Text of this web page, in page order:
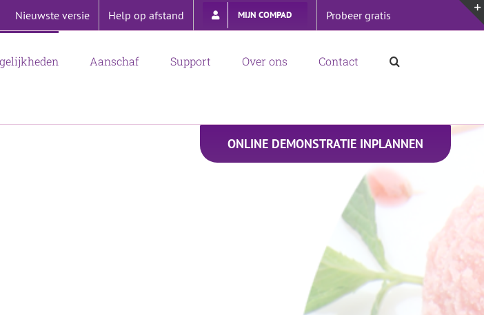
Nieuwste versie Help op afstand MIJN COMPAD Probeer gratis
Aanschaf Support Over ons Contact
ONLINE DEMONSTRATIE INPLANNEN